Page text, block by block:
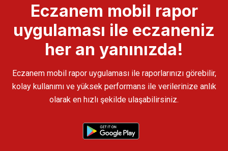
Eczanem mobil rapor
uygulaması ile eczaneniz
her an yanınızda!
Eczanem mobil rapor uygulaması ile raporlarınızı görebilir,
kolay kullanımı ve yüksek performans ile verilerinize anlık
olarak en hızlı şekilde ulaşabilirsiniz.